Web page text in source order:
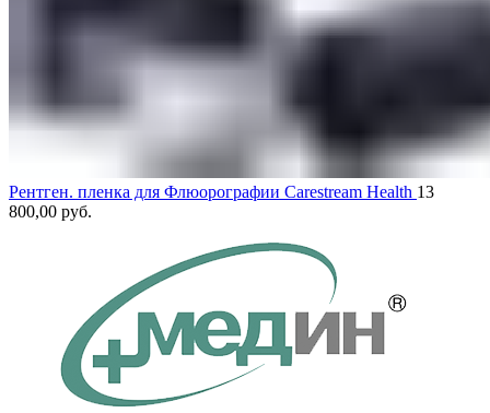
Рентген. пленка для Флюорографии Carestream Health 13
800,00 руб.